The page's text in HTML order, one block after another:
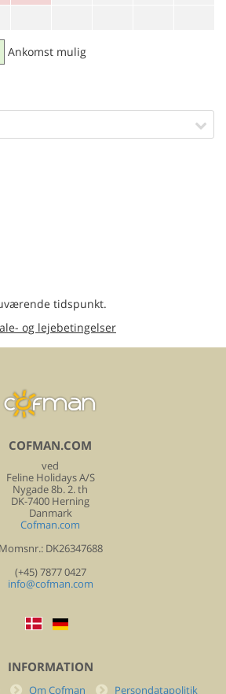
Ankomst mulig
tidspunkt.
og lejebetingelser
COFMAN.COM
ved
Feline Holidays A/S
Nygade 8b. 2. th
DK-7400 Herning
Danmark
Cofman.com
Momsnr.: DK26347688
(+45) 7877 0427
info@cofman.com
INFORMATION
Om Cofman Persondatapolitik